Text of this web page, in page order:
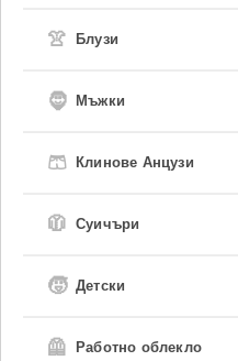
👚 Блузи
🧔 Мъжки
🩳 Клинове Анцузи
🧥 Суичъри
🧒 Детски
🦺 Работно облекло